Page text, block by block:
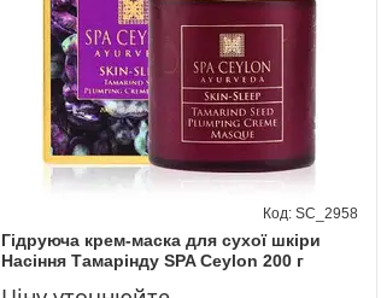
Гідруюча крем-маска для сухої шкіри
Насіння Тамарінду SPA Ceylon 200 г
SC_2958